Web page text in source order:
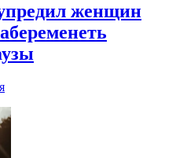
женщин